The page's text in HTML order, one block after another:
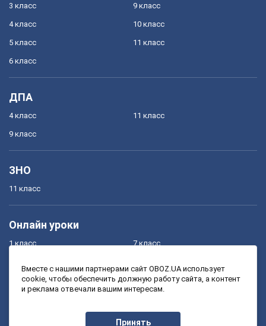
3 класс
4 класс
5 класс
6 класс
9 класс
10 класс
11 класс
ДПА
4 класс
9 класс
11 класс
ЗНО
11 класс
Онлайн уроки
1 класс
3 класс
7 класс
9 класс
Вместе с нашими партнерами сайт OBOZ.UA использует
cookie, чтобы обеспечить должную работу сайта, а контент
и реклама отвечали вашим интересам.
Принять